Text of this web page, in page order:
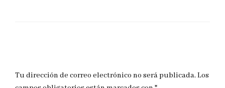
Tu dirección de correo electrónico no será publicada.Los